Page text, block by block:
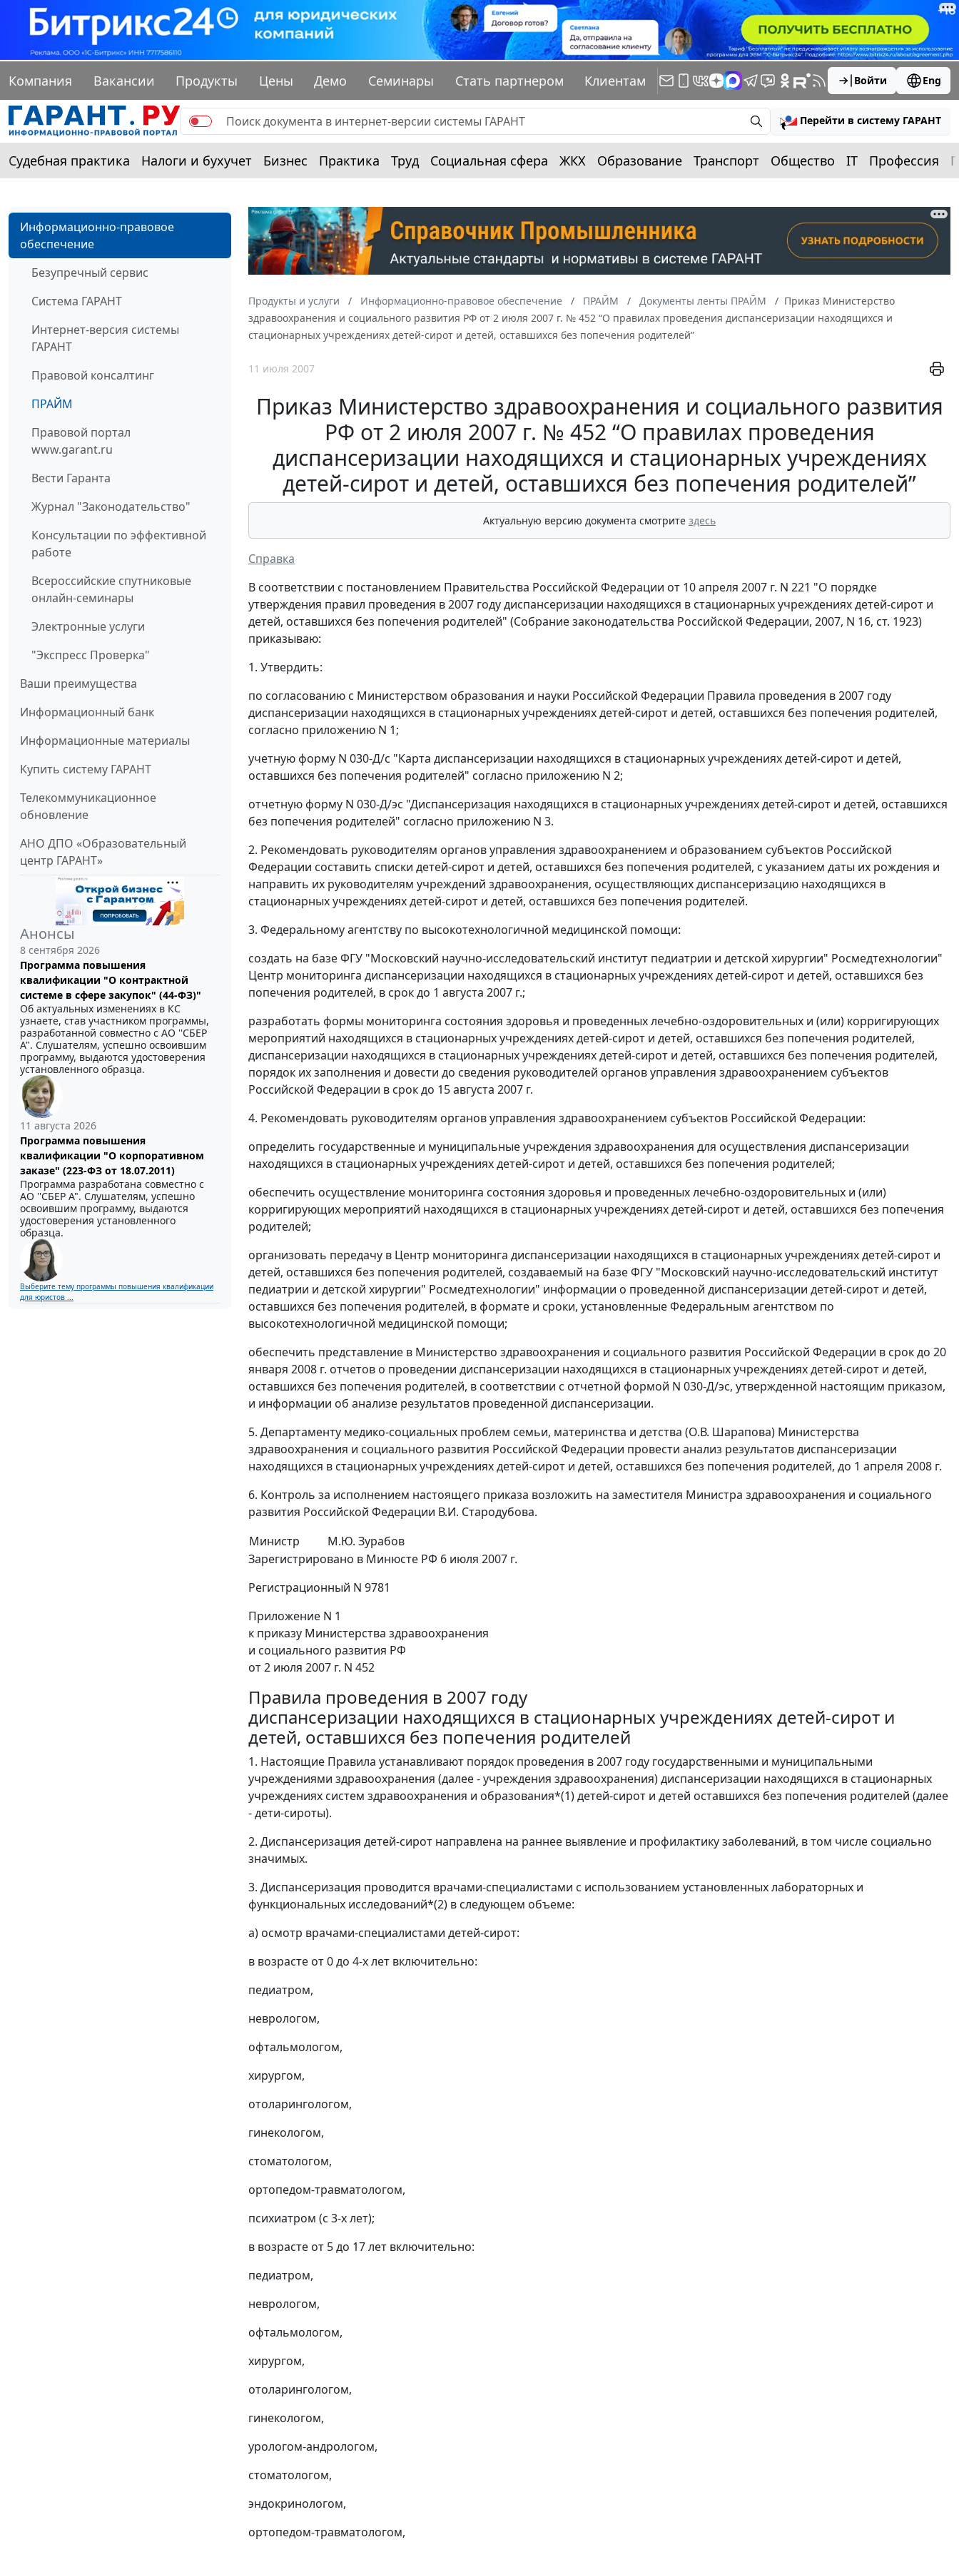
Компания Вакансии Продукты Цены Демо Семинары Стать партнером Клиентам Войти Eng
Перейти в систему ГАРАНТ
Судебная практика Налоги и бухучет Бизнес Практика Труд Социальная сфера ЖКХ Образование Транспорт Общество IT Профессия
Информационно-правовое
обеспечение
Безупречный сервис
Система ГАРАНТ
Интернет-версия системы
ГАРАНТ
Правовой консалтинг
ПРАЙМ
Правовой портал
www.garant.ru
Вести Гаранта
Журнал "Законодательство"
Консультации по эффективной
работе
Всероссийские спутниковые
онлайн-семинары
Электронные услуги
"Экспресс Проверка"
Ваши преимущества
Информационный банк
Информационные материалы
Купить систему ГАРАНТ
Телекоммуникационное
обновление
АНО ДПО «Образовательный
центр ГАРАНТ»
Анонсы
8 сентября 2026
Программа повышения
квалификации "О контрактной
системе в сфере закупок" (44-ФЗ)"
Об актуальных изменениях в КС
узнаете, став участником программы,
разработанной совместно с АО ''СБЕР
А". Слушателям, успешно освоившим
программу, выдаются удостоверения
установленного образца.
11 августа 2026
Программа повышения
квалификации "О корпоративном
заказе" (223-ФЗ от 18.07.2011)
Программа разработана совместно с
АО ''СБЕР А". Слушателям, успешно
освоившим программу, выдаются
удостоверения установленного
образца.
Выберите тему программы повышения квалификации
для юристов ...
Продукты и услуги Информационно-правовое обеспечение ПРАЙМ Документы ленты ПРАЙМ
Приказ Министерство
здравоохранения и социального развития РФ от 2 июля 2007 г. № 452 “О правилах проведения диспансеризации находящихся и
стационарных учреждениях детей-сирот и детей, оставшихся без попечения родителей”
11 июля 2007
Приказ Министерство здравоохранения и социального развития
РФ от 2 июля 2007 г. № 452 “О правилах проведения
диспансеризации находящихся и стационарных учреждениях
детей-сирот и детей, оставшихся без попечения родителей”
Актуальную версию документа смотрите здесь
Справка
В соответствии с постановлением Правительства Российской Федерации от 10 апреля 2007 г. N 221 "О порядке
утверждения правил проведения в 2007 году диспансеризации находящихся в стационарных учреждениях детей-сирот и
детей, оставшихся без попечения родителей" (Собрание законодательства Российской Федерации, 2007, N 16, ст. 1923)
приказываю:
1. Утвердить:
по согласованию с Министерством образования и науки Российской Федерации Правила проведения в 2007 году
диспансеризации находящихся в стационарных учреждениях детей-сирот и детей, оставшихся без попечения родителей,
согласно приложению N 1;
учетную форму N 030-Д/с "Карта диспансеризации находящихся в стационарных учреждениях детей-сирот и детей,
оставшихся без попечения родителей" согласно приложению N 2;
отчетную форму N 030-Д/эс "Диспансеризация находящихся в стационарных учреждениях детей-сирот и детей, оставшихся
без попечения родителей" согласно приложению N 3.
2. Рекомендовать руководителям органов управления здравоохранением и образованием субъектов Российской
Федерации составить списки детей-сирот и детей, оставшихся без попечения родителей, с указанием даты их рождения и
направить их руководителям учреждений здравоохранения, осуществляющих диспансеризацию находящихся в
стационарных учреждениях детей-сирот и детей, оставшихся без попечения родителей.
3. Федеральному агентству по высокотехнологичной медицинской помощи:
создать на базе ФГУ "Московский научно-исследовательский институт педиатрии и детской хирургии" Росмедтехнологии"
Центр мониторинга диспансеризации находящихся в стационарных учреждениях детей-сирот и детей, оставшихся без
попечения родителей, в срок до 1 августа 2007 г.;
разработать формы мониторинга состояния здоровья и проведенных лечебно-оздоровительных и (или) корригирующих
мероприятий находящихся в стационарных учреждениях детей-сирот и детей, оставшихся без попечения родителей,
диспансеризации находящихся в стационарных учреждениях детей-сирот и детей, оставшихся без попечения родителей,
порядок их заполнения и довести до сведения руководителей органов управления здравоохранением субъектов
Российской Федерации в срок до 15 августа 2007 г.
4. Рекомендовать руководителям органов управления здравоохранением субъектов Российской Федерации:
определить государственные и муниципальные учреждения здравоохранения для осуществления диспансеризации
находящихся в стационарных учреждениях детей-сирот и детей, оставшихся без попечения родителей;
обеспечить осуществление мониторинга состояния здоровья и проведенных лечебно-оздоровительных и (или)
корригирующих мероприятий находящихся в стационарных учреждениях детей-сирот и детей, оставшихся без попечения
родителей;
организовать передачу в Центр мониторинга диспансеризации находящихся в стационарных учреждениях детей-сирот и
детей, оставшихся без попечения родителей, создаваемый на базе ФГУ "Московский научно-исследовательский институт
педиатрии и детской хирургии" Росмедтехнологии" информации о проведенной диспансеризации детей-сирот и детей,
оставшихся без попечения родителей, в формате и сроки, установленные Федеральным агентством по
высокотехнологичной медицинской помощи;
обеспечить представление в Министерство здравоохранения и социального развития Российской Федерации в срок до 20
января 2008 г. отчетов о проведении диспансеризации находящихся в стационарных учреждениях детей-сирот и детей,
оставшихся без попечения родителей, в соответствии с отчетной формой N 030-Д/эс, утвержденной настоящим приказом,
и информации об анализе результатов проведенной диспансеризации.
5. Департаменту медико-социальных проблем семьи, материнства и детства (О.В. Шарапова) Министерства
здравоохранения и социального развития Российской Федерации провести анализ результатов диспансеризации
находящихся в стационарных учреждениях детей-сирот и детей, оставшихся без попечения родителей, до 1 апреля 2008 г.
6. Контроль за исполнением настоящего приказа возложить на заместителя Министра здравоохранения и социального
развития Российской Федерации В.И. Стародубова.
Министр
М.Ю. Зурабов
Зарегистрировано в Минюсте РФ 6 июля 2007 г.
Регистрационный N 9781
Приложение N 1
к приказу Министерства здравоохранения
и социального развития РФ
от 2 июля 2007 г. N 452
Правила проведения в 2007 году
диспансеризации находящихся в стационарных учреждениях детей-сирот и
детей, оставшихся без попечения родителей
1. Настоящие Правила устанавливают порядок проведения в 2007 году государственными и муниципальными
учреждениями здравоохранения (далее - учреждения здравоохранения) диспансеризации находящихся в стационарных
учреждениях систем здравоохранения и образования*(1) детей-сирот и детей оставшихся без попечения родителей (далее
- дети-сироты).
2. Диспансеризация детей-сирот направлена на раннее выявление и профилактику заболеваний, в том числе социально
значимых.
3. Диспансеризация проводится врачами-специалистами с использованием установленных лабораторных и
функциональных исследований*(2) в следующем объеме:
а) осмотр врачами-специалистами детей-сирот:
в возрасте от 0 до 4-х лет включительно:
педиатром,
неврологом,
офтальмологом,
хирургом,
отоларингологом,
гинекологом,
стоматологом,
ортопедом-травматологом,
психиатром (с 3-х лет);
в возрасте от 5 до 17 лет включительно:
педиатром,
неврологом,
офтальмологом,
хирургом,
отоларингологом,
гинекологом,
урологом-андрологом,
стоматологом,
эндокринологом,
ортопедом-травматологом,